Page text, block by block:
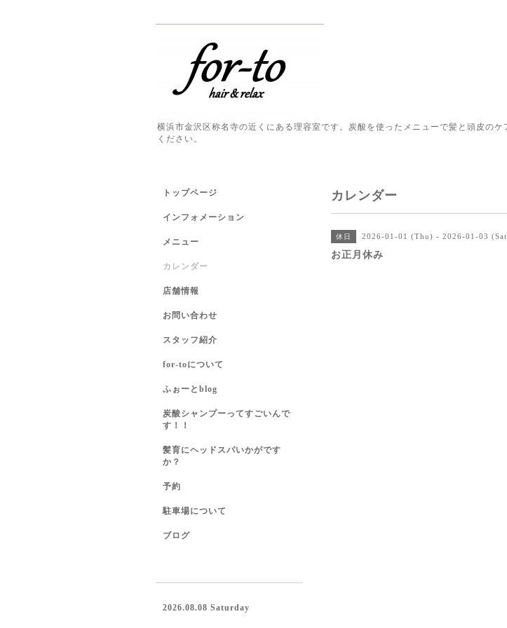
横浜市金沢区称名寺の近くにある理容室です。炭酸を使ったメニューで髪と頭皮の
ください。
カレンダー
休日 2026-01-01 (Thu) - 2026-01-03
お正月休み
トップページ
インフォメーション
メニュー
カレンダー
店舗情報
お問い合わせ
スタッフ紹介
for-toについて
ふぉーとblog
炭酸シャンプーってすごいんで
す！！
髪育にヘッドスパいかがです
か？
予約
駐車場について
ブログ
2026.08.08 Saturday